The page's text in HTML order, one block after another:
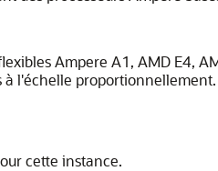
Ampere A1, AMD E4,
à l'échelle proportionnellement.
cette instance.